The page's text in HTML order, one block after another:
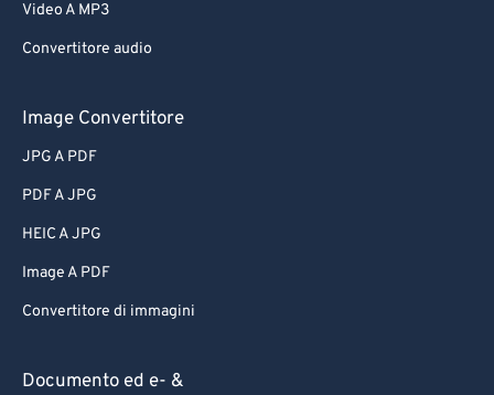
Video A MP3
Convertitore audio
Image Convertitore
JPG A PDF
PDF A JPG
HEIC A JPG
Image A PDF
Convertitore di immagini
Documento ed e- &